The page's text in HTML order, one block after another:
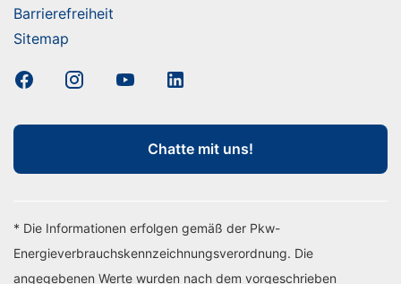
Barrierefreiheit
Sitemap
Chatte mit uns!
* Die Informationen erfolgen gemäß der Pkw-
Energieverbrauchskennzeichnungsverordnung. Die
angegebenen Werte wurden nach dem vorgeschrieben